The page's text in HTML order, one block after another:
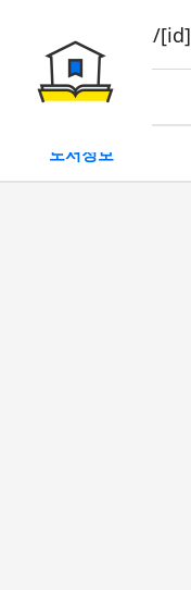
book/rent/[id]
대여
도서정보